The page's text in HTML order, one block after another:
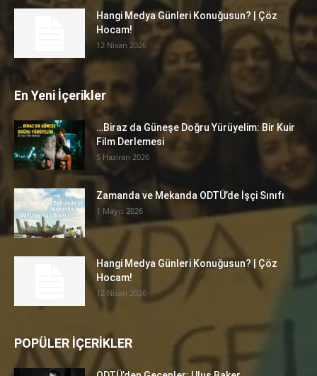
Hangi Medya Günleri Konuğusun? | Çöz
Hocam!
12 Nisan 2026
En Yeni İçerikler
…Biraz da Güneşe Doğru Yürüyelim: Bir Kuir
Film Derlemesi
5 Haziran 2026
Zamanda ve Mekanda ODTÜ’de İşçi Sınıfı
1 Mayıs 2026
Hangi Medya Günleri Konuğusun? | Çöz
Hocam!
12 Nisan 2026
POPÜLER İÇERİKLER